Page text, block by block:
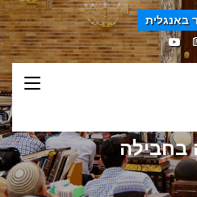
באנגלית
בחבילה